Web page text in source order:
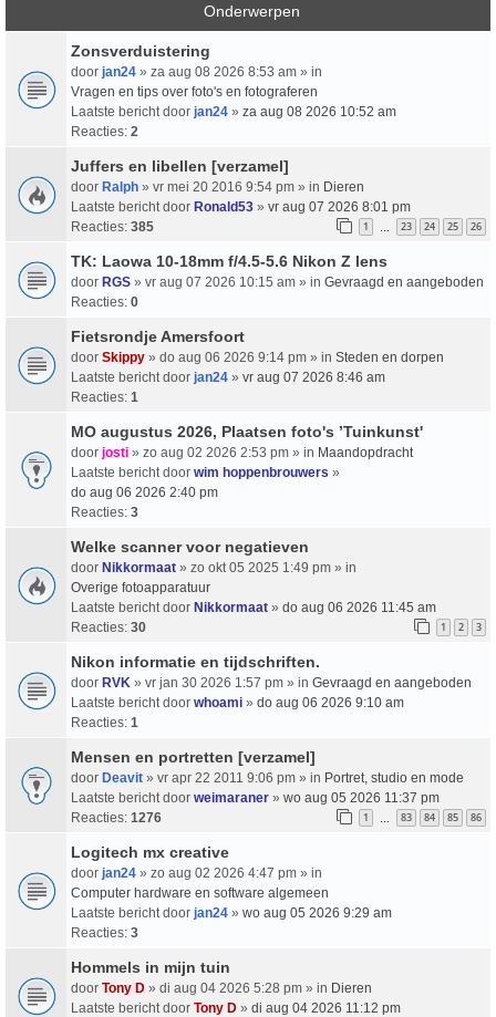
Onderwerpen
Zonsverduistering
door jan24 » za aug 08 2026 8:53 am » in
Vragen en tips over foto's en fotograferen
Laatste bericht door jan24 » za aug 08 2026 10:52 am
Reacties: 2
Juffers en libellen [verzamel]
door Ralph » vr mei 20 2016 9:54 pm » in Dieren
Laatste bericht door Ronald53 » vr aug 07 2026 8:01 pm
Reacties: 385 1 … 23 24 25 26
TK: Laowa 10-18mm f/4.5-5.6 Nikon Z lens
door RGS » vr aug 07 2026 10:15 am » in Gevraagd en aangeboden
Reacties: 0
Fietsrondje Amersfoort
door Skippy » do aug 06 2026 9:14 pm » in Steden en dorpen
Laatste bericht door jan24 » vr aug 07 2026 8:46 am
Reacties: 1
MO augustus 2026, Plaatsen foto's ’Tuinkunst'
door josti » zo aug 02 2026 2:53 pm » in Maandopdracht
Laatste bericht door wim hoppenbrouwers »
do aug 06 2026 2:40 pm
Reacties: 3
Welke scanner voor negatieven
door Nikkormaat » zo okt 05 2025 1:49 pm » in
Overige fotoapparatuur
Laatste bericht door Nikkormaat » do aug 06 2026 11:45 am
Reacties: 30 1 2 3
Nikon informatie en tijdschriften.
door RVK » vr jan 30 2026 1:57 pm » in Gevraagd en aangeboden
Laatste bericht door whoami » do aug 06 2026 9:10 am
Reacties: 1
Mensen en portretten [verzamel]
door Deavit » vr apr 22 2011 9:06 pm » in Portret, studio en mode
Laatste bericht door weimaraner » wo aug 05 2026 11:37 pm
Reacties: 1276 1 … 83 84 85 86
Logitech mx creative
door jan24 » zo aug 02 2026 4:47 pm » in
Computer hardware en software algemeen
Laatste bericht door jan24 » wo aug 05 2026 9:29 am
Reacties: 3
Hommels in mijn tuin
door Tony D » di aug 04 2026 5:28 pm » in Dieren
Laatste bericht door Tony D » di aug 04 2026 11:12 pm